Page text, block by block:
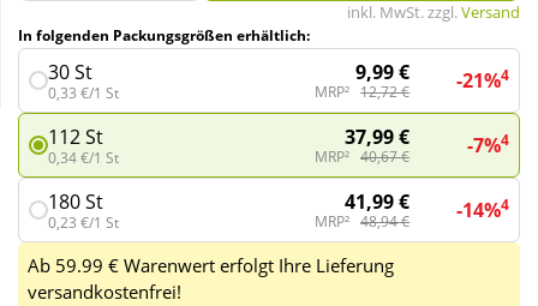
Wellness
inkl. MwSt. zzgl.Versand
In folgenden Packungsgrößen erhältlich:
30 St
0,33 €/1 St
9,99 €
MRP² 12,72 € -21%4
112 St
0,34 €/1 St
37,99 €
MRP² 40,67 € -7%4
180 St
0,23 €/1 St
41,99 €
MRP² 48,94 € -14%4
Ab 59.99 € Warenwert erfolgt Ihre Lieferung
versandkostenfrei!